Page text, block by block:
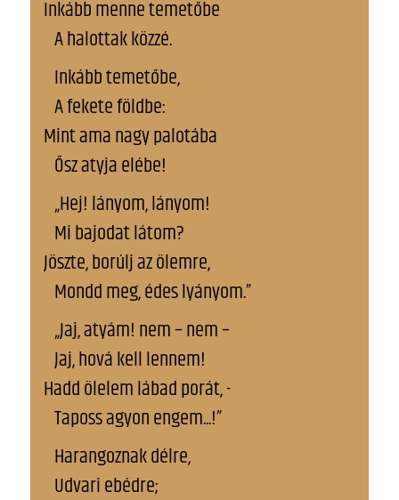
Inkább menne temetőbe
A halottak közzé.
Inkább temetőbe,
A fekete földbe:
Mint ama nagy palotába
Ősz atyja elébe!
„Hej! lányom, lányom!
Mi bajodat látom?
Jöszte, borúlj az ölemre,
Mondd meg, édes lyányom.”
„Jaj, atyám! nem – nem –
Jaj, hová kell lennem!
Hadd ölelem lábad porát, -
Taposs agyon engem...!”
Harangoznak délre,
Udvari ebédre;